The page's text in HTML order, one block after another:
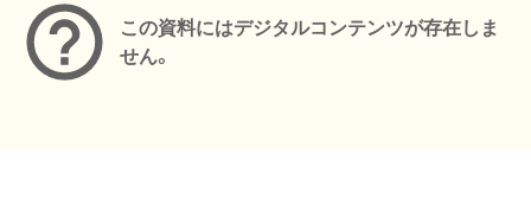
この資料にはデジタルコンテンツが存在しま
せん。